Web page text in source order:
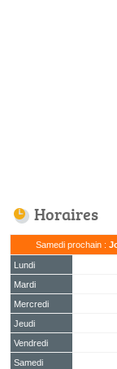
Horaires
Samedi prochain :
Lundi
Mardi
Mercredi
Jeudi
Vendredi
Samedi